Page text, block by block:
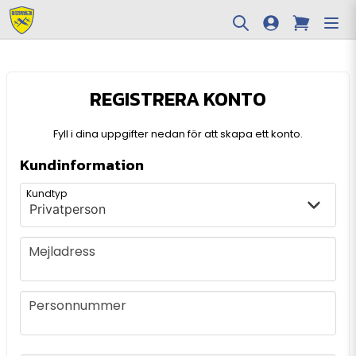
REGISTRERA KONTO
Fyll i dina uppgifter nedan för att skapa ett konto.
Kundinformation
frontend.form.customer_type
frontend.form.customr-type
Kundtyp
Mejladress
Mejladress
Personnummer
Personnummer